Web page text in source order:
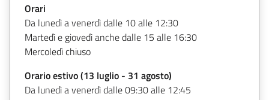
Orari
Da lunedì a venerdì dalle 10 alle 12:30
Martedì e giovedì anche dalle 15 alle 16:30
Mercoledì chiuso
Orario estivo (13 luglio - 31 agosto)
Da lunedì a venerdì dalle 09:30 alle 12:45